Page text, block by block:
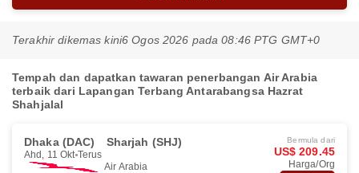
Terakhir dikemas kini6 Ogos 2026 pada 08:46 PTG GMT+0
Tempah dan dapatkan tawaran penerbangan Air Arabia
terbaik dari Lapangan Terbang Antarabangsa Hazrat
Shahjalal
Dhaka (DAC) Sharjah (SHJ)
Ahd, 11 Okt Terus
Air Arabia
Bermula dari
US$ 209.45
Harga/Org